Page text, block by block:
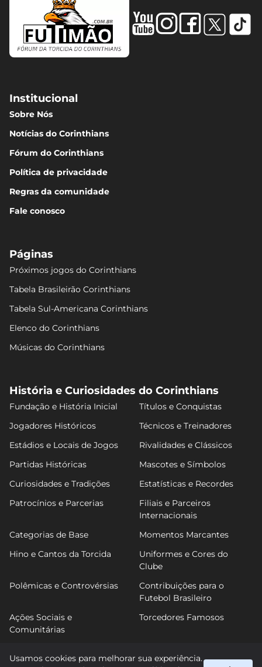
Institucional
Sobre Nós
Notícias do Corinthians
Fórum do Corinthians
Política de privacidade
Regras da comunidade
Fale conosco
Páginas
Próximos jogos do Corinthians
Tabela Brasileirão Corinthians
Tabela Sul-Americana Corinthians
Elenco do Corinthians
Músicas do Corinthians
História e Curiosidades do Corinthians
Fundação e História Inicial
Títulos e Conquistas
Jogadores Históricos
Técnicos e Treinadores
Estádios e Locais de Jogos
Rivalidades e Clássicos
Partidas Históricas
Mascotes e Símbolos
Curiosidades e Tradições
Estatísticas e Recordes
Patrocínios e Parcerias
Filiais e Parceiros
Internacionais
Categorias de Base
Momentos Marcantes
Hino e Cantos da Torcida
Uniformes e Cores do
Clube
Polêmicas e Controvérsias
Contribuições para o
Futebol Brasileiro
Ações Sociais e
Comunitárias
Torcedores Famosos
Usamos cookies para melhorar sua experiência.